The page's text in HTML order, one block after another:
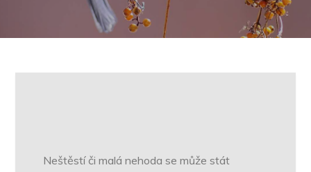
Neštěstí či malá nehoda se může stát